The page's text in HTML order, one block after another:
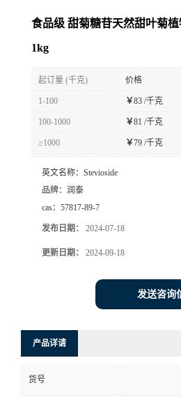
食品级 甜菊糖苷天然甜叶菊
1kg
起订量 (千克) 价格
1-100 ￥83 /千克
100-1000 ￥81 /千克
≥1000 ￥79 /千克
英文名称： Stevioside
品牌： 润泰
cas： 57817-89-7
发布日期： 2024-07-18
更新日期： 2024-09-18
发送咨询
产品详请
货号